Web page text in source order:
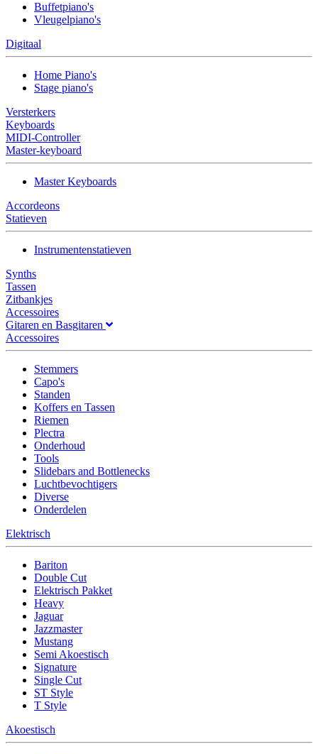
Buffetpiano's
Vleugelpiano's
Digitaal
Home Piano's
Stage piano's
Versterkers
Keyboards
MIDI-Controller
Master-keyboard
Master Keyboards
Accordeons
Statieven
Instrumentenstatieven
Synths
Tassen
Zitbankjes
Accessoires
Gitaren en Basgitaren
Accessoires
Stemmers
Capo's
Standen
Koffers en Tassen
Riemen
Plectra
Onderhoud
Tools
Slidebars and Bottlenecks
Luchtbevochtigers
Diverse
Onderdelen
Elektrisch
Bariton
Double Cut
Elektrisch Pakket
Heavy
Jaguar
Jazzmaster
Mustang
Semi Akoestisch
Signature
Single Cut
ST Style
T Style
Akoestisch